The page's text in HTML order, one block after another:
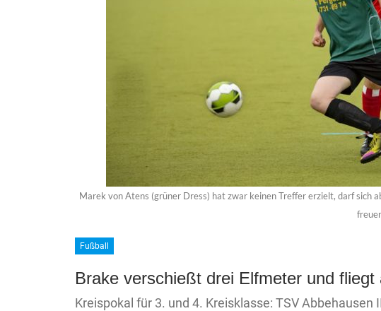
Marek von Atens (grüner Dress) hat zwar keinen Treffer erzielt, darf sich
Fußball
Brake verschießt drei Elfmeter und fliegt
Kreispokal für 3. und 4. Kreisklasse: TSV Abbehausen